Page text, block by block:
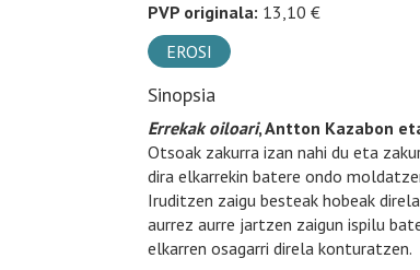
PVP originala: 13,10 €
EROSI
Sinopsia
Errekak oiloari, Antton Kazabon
Otsoak zakurra izan nahi du eta
dira elkarrekin batere ondo
Iruditzen zaigu besteak hobeak
aurrez aurre jartzen zaigun ispilu
elkarren osagarri direla konturatzen.